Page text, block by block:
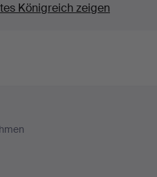
Königreich zeigen